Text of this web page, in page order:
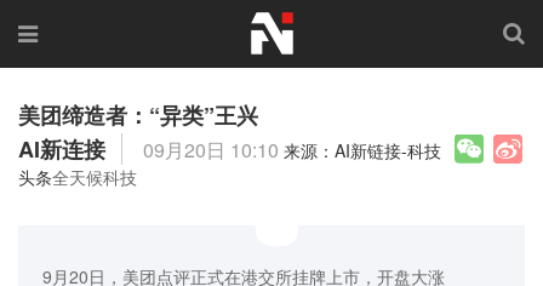
美团缔造者：“异类”王兴
AI新连接
09月20日 10:10 来源：AI新链接-科技
头条全天候科技
9月20日，美团点评正式在港交所挂牌上市，开盘大涨